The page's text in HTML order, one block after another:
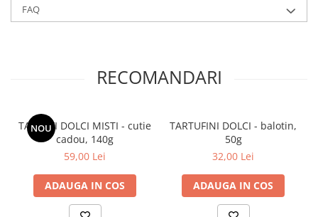
FAQ
RECOMANDARI
NOU
TARTUFI DOLCI MISTI - cutie
cadou, 140g
59,00 Lei
ADAUGA IN COS
TARTUFINI DOLCI - balotin,
50g
32,00 Lei
ADAUGA IN COS